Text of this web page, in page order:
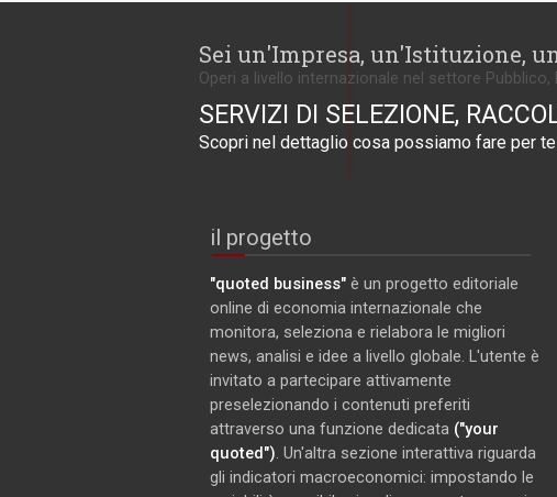
Sei un'Impresa, un'Istituzione,
Operi a livello internazionale nel settore Pubblico,
SERVIZI DI SELEZIONE,
Scopri nel dettaglio cosa possiamo fare per te
il progetto
"quoted business" è un progetto editoriale
online di economia internazionale che
monitora, seleziona e rielabora le migliori
news, analisi e idee a livello globale. L'utente è
invitato a partecipare attivamente
preselezionando i contenuti preferiti
attraverso una funzione dedicata ("your
quoted"). Un'altra sezione interattiva riguarda
gli indicatori macroeconomici: impostando le